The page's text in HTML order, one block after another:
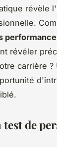
révèle
révéler
carrière ?
de